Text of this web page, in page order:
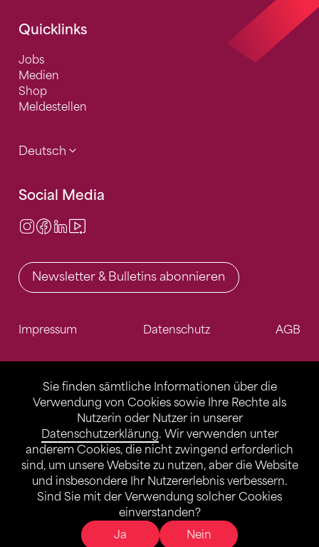
Sie finden sämtliche Informationen über die
Verwendung von Cookies sowie Ihre Rechte als
Nutzerin oder Nutzer in unserer
Datenschutzerklärung. Wir verwenden unter
anderem Cookies, die nicht zwingend erforderlich
sind, um unsere Website zu nutzen, aber die Website
und insbesondere Ihr Nutzererlebnis verbessern.
Sind Sie mit der Verwendung solcher Cookies
einverstanden?
Ja
Nein
Quicklinks
Jobs
Medien
Shop
Meldestellen
Deutsch
Social Media
Instagram
Facebook
LinkedIn
Newsletter & Bulletins abonnieren
Impressum Datenschutz AGB